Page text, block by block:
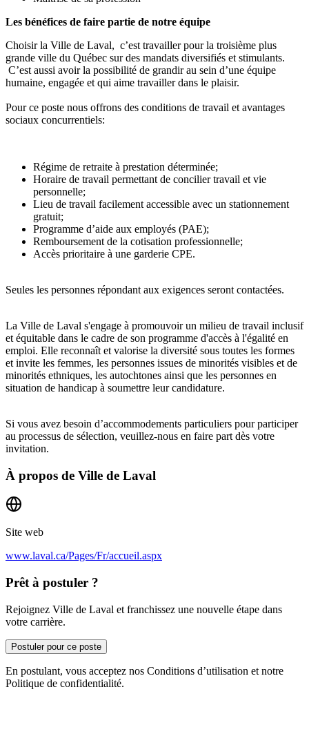
Les bénéfices de faire partie de notre équipe
Choisir la Ville de Laval, c’est travailler pour la troisième plus
grande ville du Québec sur des mandats diversifiés et stimulants.
C’est aussi avoir la possibilité de grandir au sein d’une équipe
humaine, engagée et qui aime travailler dans le plaisir.
Pour ce poste nous offrons des conditions de travail et avantages
sociaux concurrentiels:
Régime de retraite à prestation déterminée;
Horaire de travail permettant de concilier travail et vie
personnelle;
Lieu de travail facilement accessible avec un stationnement
gratuit;
Programme d’aide aux employés (PAE);
Remboursement de la cotisation professionnelle;
Accès prioritaire à une garderie CPE.
Seules les personnes répondant aux exigences seront contactées.
La Ville de Laval s'engage à promouvoir un milieu de travail inclusif
et équitable dans le cadre de son programme d'accès à l'égalité en
emploi. Elle reconnaît et valorise la diversité sous toutes les formes
et invite les femmes, les personnes issues de minorités visibles et de
minorités ethniques, les autochtones ainsi que les personnes en
situation de handicap à soumettre leur candidature.
Si vous avez besoin d’accommodements particuliers pour participer
au processus de sélection, veuillez-nous en faire part dès votre
invitation.
À propos de Ville de Laval
Site web
www.laval.ca/Pages/Fr/accueil.aspx
Prêt à postuler ?
Rejoignez Ville de Laval et franchissez une nouvelle étape dans
votre carrière.
Postuler pour ce poste
En postulant, vous acceptez nos Conditions d’utilisation et notre
Politique de confidentialité.